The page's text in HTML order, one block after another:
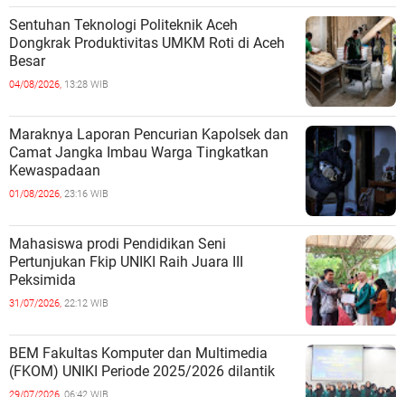
Sentuhan Teknologi Politeknik Aceh
Dongkrak Produktivitas UMKM Roti di Aceh
Besar
04/08/2026, 13:28 WIB
Maraknya Laporan Pencurian Kapolsek dan
Camat Jangka Imbau Warga Tingkatkan
Kewaspadaan
01/08/2026, 23:16 WIB
Mahasiswa prodi Pendidikan Seni
Pertunjukan Fkip UNIKI Raih Juara III
Peksimida
31/07/2026, 22:12 WIB
BEM Fakultas Komputer dan Multimedia
(FKOM) UNIKI Periode 2025/2026 dilantik